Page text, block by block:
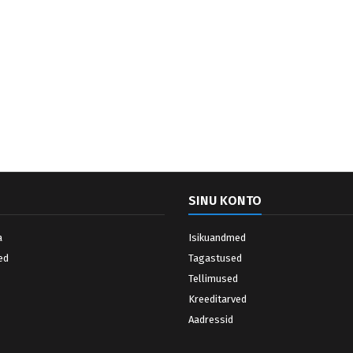
SINU KONTO
Isikuandmed
Tagastused
Tellimused
Kreeditarved
Aadressid